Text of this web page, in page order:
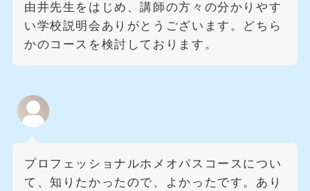
由井先生をはじめ、講師の方々の分かりやす
い学校説明会ありがとうございます。どちら
かのコースを検討しております。
プロフェッショナルホメオパスコースについ
て、知りたかったので、よかったです。あり